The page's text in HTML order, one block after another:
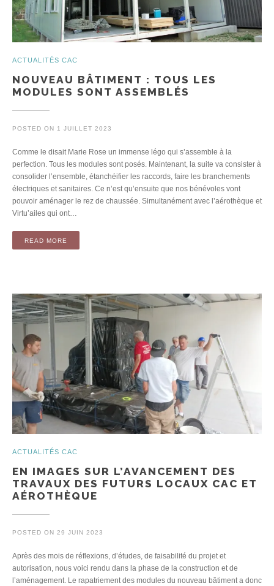
ACTUALITÉS CAC
NOUVEAU BÂTIMENT : TOUS LES
MODULES SONT ASSEMBLÉS
POSTED ON 1 JUILLET 2023
Comme le disait Marie Rose un immense légo qui s’assemble à la
perfection. Tous les modules sont posés. Maintenant, la suite va consister à
consolider l’ensemble, étanchéifier les raccords, faire les branchements
électriques et sanitaires. Ce n’est qu’ensuite que nos bénévoles vont
pouvoir aménager le rez de chaussée. Simultanément avec l’aérothèque et
Virtu’ailes qui ont…
READ MORE
ACTUALITÉS CAC
EN IMAGES SUR L’AVANCEMENT DES
TRAVAUX DES FUTURS LOCAUX CAC ET
AÉROTHÈQUE
POSTED ON 29 JUIN 2023
Après des mois de réflexions, d’études, de faisabilité du projet et
autorisation, nous voici rendu dans la phase de la construction et de
l’aménagement. Le rapatriement des modules du nouveau bâtiment a donc